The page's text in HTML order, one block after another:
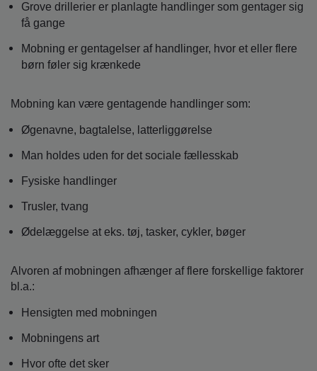
Grove drillerier er planlagte handlinger som gentager sig
få gange
Mobning er gentagelser af handlinger, hvor et eller flere
børn føler sig krænkede
Mobning kan være gentagende handlinger som:
Øgenavne, bagtalelse, latterliggørelse
Man holdes uden for det sociale fællesskab
Fysiske handlinger
Trusler, tvang
Ødelæggelse at eks. tøj, tasker, cykler, bøger
Alvoren af mobningen afhænger af flere forskellige faktorer
bl.a.:
Hensigten med mobningen
Mobningens art
Hvor ofte det sker